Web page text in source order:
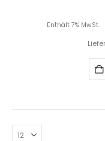
Enthält 7% MwSt.